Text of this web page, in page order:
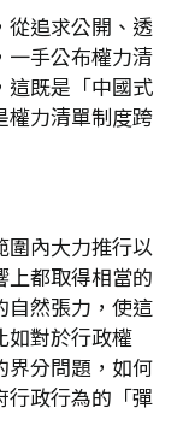
從追求公開、透
一手公布權力清
這既是「中國式
權力清單制度跨
圍內大力推行以
上都取得相當的
自然張力，使這
如對於行政權
界分問題，如何
行政行為的「彈